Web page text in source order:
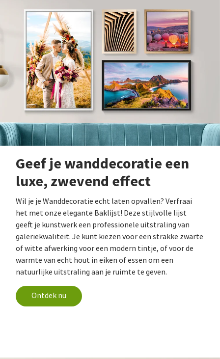
Geef je wanddecoratie een
luxe, zwevend effect
Wil je je Wanddecoratie echt laten opvallen? Verfraai
het met onze elegante Baklijst! Deze stijlvolle lijst
geeft je kunstwerk een professionele uitstraling van
galeriekwaliteit. Je kunt kiezen voor een strakke zwarte
of witte afwerking voor een modern tintje, of voor de
warmte van echt hout in eiken of essen om een
natuurlijke uitstraling aan je ruimte te geven.
Ontdek nu